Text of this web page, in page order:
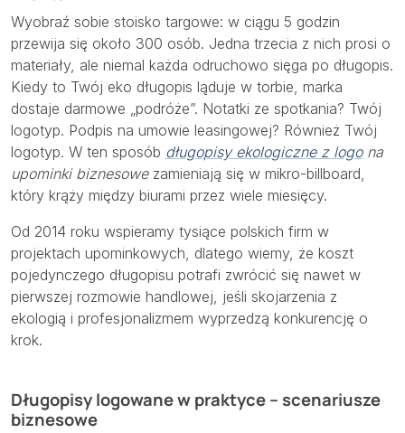
Wyobraź sobie stoisko targowe: w ciągu 5 godzin
przewija się około 300 osób. Jedna trzecia z nich prosi o
materiały, ale niemal każda odruchowo sięga po długopis.
Kiedy to Twój eko długopis ląduje w torbie, marka
dostaje darmowe „podróże”. Notatki ze spotkania? Twój
logotyp. Podpis na umowie leasingowej? Również Twój
logotyp. W ten sposób długopisy ekologiczne z logona
upominki biznesowezamieniają się w mikro-billboard,
który krąży między biurami przez wiele miesięcy.
Od 2014 roku wspieramy tysiące polskich firm w
projektach upominkowych, dlatego wiemy, że koszt
pojedynczego długopisu potrafi zwrócić się nawet w
pierwszej rozmowie handlowej, jeśli skojarzenia z
ekologią i profesjonalizmem wyprzedzą konkurencję o
krok.
Długopisy logowane w praktyce – scenariusze
biznesowe